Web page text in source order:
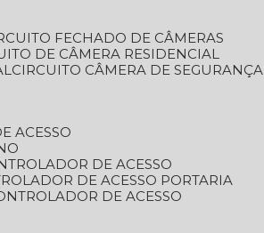
FECHADO DE CÂMERAS
DE CÂMERA RESIDENCIAL
CIRCUITO CÂMERA DE SEGURANÇA
ACESSO
DE ACESSO
DE ACESSO PORTARIA
DE ACESSO